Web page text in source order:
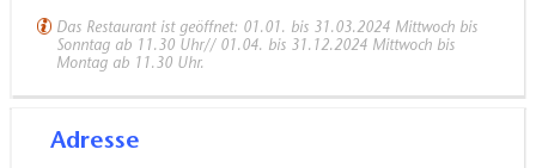
Das Restaurant ist geöffnet: 01.01. bis 31.03.2024 Mittwoch bis
Sonntag ab 11.30 Uhr// 01.04. bis 31.12.2024 Mittwoch bis
Montag ab 11.30 Uhr.
Adresse